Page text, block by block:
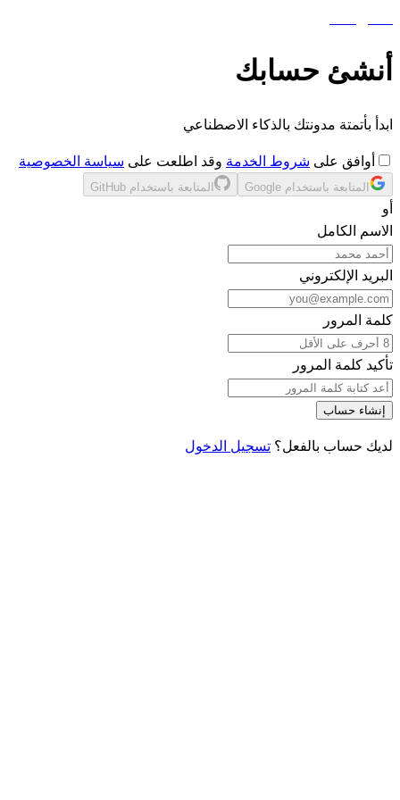
أنشئ حسابك
ابدأ بأتمتة مدونتك بالذكاء الاصطناعي
أوافق على شروط الخدمة وقد اطلعت على سياسة الخصوصية
المتابعة باستخدام Google المتابعة باستخدام GitHub
أو
الاسم الكامل
البريد الإلكتروني
كلمة المرور
تأكيد كلمة المرور
إنشاء حساب
لديك حساب بالفعل؟ تسجيل الدخول